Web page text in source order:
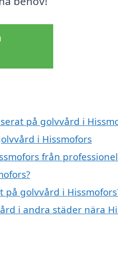
på golvvård i
i Hissmofors
från
golvvård i
i andra städer nära